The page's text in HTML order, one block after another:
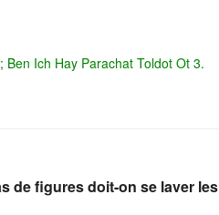
Ich Hay Parachat Toldot Ot 3.
de figures doit-on se laver les